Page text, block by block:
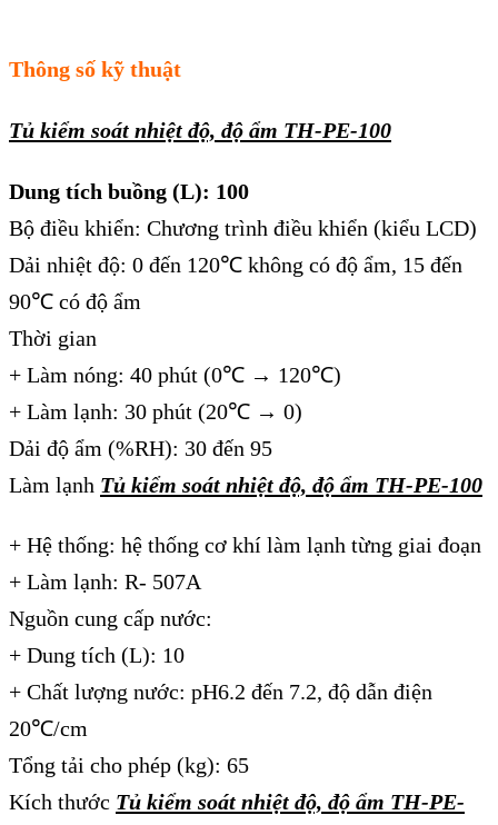
Thông số kỹ thuật
Tủ kiểm soát nhiệt độ, độ ẩm TH-PE-100
Dung tích buồng (L): 100
Bộ điều khiển: Chương trình điều khiển (kiểu LCD)
Dải nhiệt độ: 0 đến 120℃ không có độ ẩm, 15 đến
90℃ có độ ẩm
Thời gian
+ Làm nóng: 40 phút (0℃ → 120℃)
+ Làm lạnh: 30 phút (20℃ → 0)
Dải độ ẩm (%RH): 30 đến 95
Làm lạnh Tủ kiểm soát nhiệt độ, độ ẩm TH-PE-100
+ Hệ thống: hệ thống cơ khí làm lạnh từng giai đoạn
+ Làm lạnh: R- 507A
Nguồn cung cấp nước:
+ Dung tích (L): 10
+ Chất lượng nước: pH6.2 đến 7.2, độ dẫn điện
20℃/cm
Tổng tải cho phép (kg): 65
Kích thước Tủ kiểm soát nhiệt độ, độ ẩm TH-PE-